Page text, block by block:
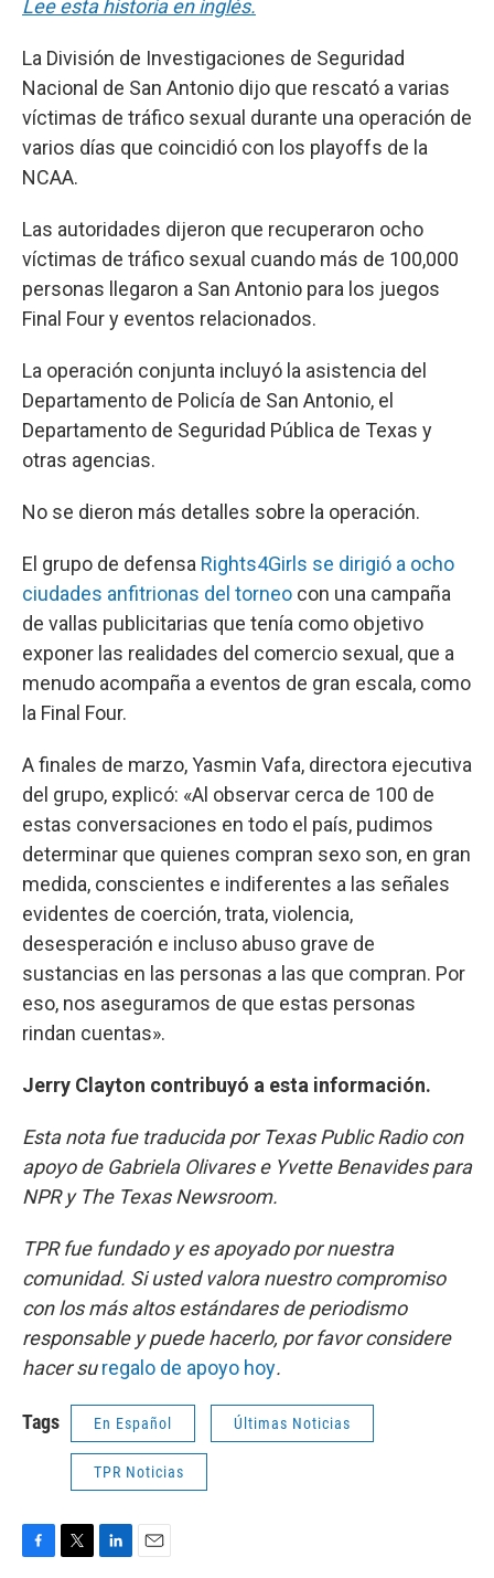
Lee esta historia en inglés.
La División de Investigaciones de Seguridad
Nacional de San Antonio dijo que rescató a varias
víctimas de tráfico sexual durante una operación de
varios días que coincidió con los playoffs de la
NCAA.
Las autoridades dijeron que recuperaron ocho
víctimas de tráfico sexual cuando más de 100,000
personas llegaron a San Antonio para los juegos
Final Four y eventos relacionados.
La operación conjunta incluyó la asistencia del
Departamento de Policía de San Antonio, el
Departamento de Seguridad Pública de Texas y
otras agencias.
No se dieron más detalles sobre la operación.
El grupo de defensa Rights4Girls se dirigió a ocho
ciudades anfitrionas del torneo con una campaña
de vallas publicitarias que tenía como objetivo
exponer las realidades del comercio sexual, que a
menudo acompaña a eventos de gran escala, como
la Final Four.
A finales de marzo, Yasmin Vafa, directora ejecutiva
del grupo, explicó: «Al observar cerca de 100 de
estas conversaciones en todo el país, pudimos
determinar que quienes compran sexo son, en gran
medida, conscientes e indiferentes a las señales
evidentes de coerción, trata, violencia,
desesperación e incluso abuso grave de
sustancias en las personas a las que compran. Por
eso, nos aseguramos de que estas personas
rindan cuentas».
Jerry Clayton contribuyó a esta información.
Esta nota fue traducida por Texas Public Radio con
apoyo de Gabriela Olivares e Yvette Benavides para
NPR y The Texas Newsroom.
TPR fue fundado y es apoyado por nuestra
comunidad. Si usted valora nuestro compromiso
con los más altos estándares de periodismo
responsable y puede hacerlo, por favor considere
hacer suregalo de apoyo hoy.
Tags En Español Últimas Noticias
TPR Noticias